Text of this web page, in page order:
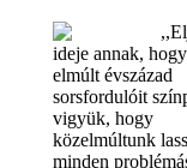
ideje annak,
elmúlt évszázad
sorsfordulóit
vigyük, hogy
közelmúltunk
minden